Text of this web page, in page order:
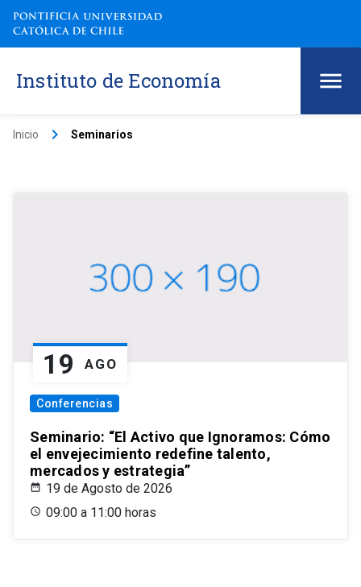
Instituto de Economía
Inicio keyboard_arrow_right Seminarios
19 AGO
Conferencias
Seminario: “El Activo que Ignoramos: Cómo
el envejecimiento redefine talento,
mercados y estrategia”
19 de Agosto de 2026
09:00 a 11:00 horas